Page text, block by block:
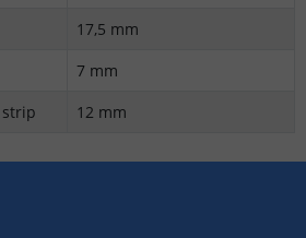
17,5 mm
7 mm
12 mm